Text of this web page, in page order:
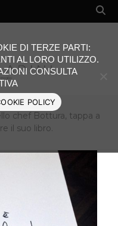
chef Bottura, tappa a
il suo libro.
DI TERZE PARTI:
AL LORO UTILIZZO.
CONSULTA
POLICY